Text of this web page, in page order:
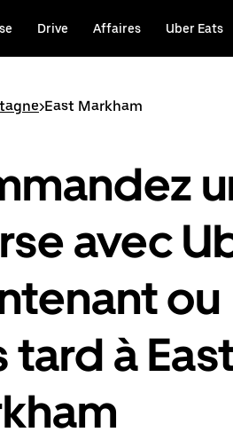
Drive Affaires Uber Eats
>East Markham
avec
ou
tard à